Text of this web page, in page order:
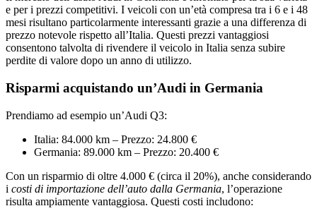
e per i prezzi competitivi. I veicoli con un’età compresa tra i 6 e i 48
mesi risultano particolarmente interessanti grazie a una differenza di
prezzo notevole rispetto all’Italia. Questi prezzi vantaggiosi
consentono talvolta di rivendere il veicolo in Italia senza subire
perdite di valore dopo un anno di utilizzo.
Risparmi acquistando un’Audi in Germania
Prendiamo ad esempio un’Audi Q3:
Italia: 84.000 km – Prezzo: 24.800 €
Germania: 89.000 km – Prezzo: 20.400 €
Con un risparmio di oltre 4.000 € (circa il 20%), anche considerando
i costi di importazione dell’auto dalla Germania, l’operazione
risulta ampiamente vantaggiosa. Questi costi includono: